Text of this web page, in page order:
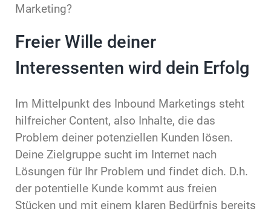
Marketing?
Freier Wille deiner
Interessenten wird dein Erfolg
Im Mittelpunkt des Inbound Marketings steht
hilfreicher Content, also Inhalte, die das
Problem deiner potenziellen Kunden lösen.
Deine Zielgruppe sucht im Internet nach
Lösungen für Ihr Problem und findet dich. D.h.
der potentielle Kunde kommt aus freien
Stücken und mit einem klaren Bedürfnis bereits